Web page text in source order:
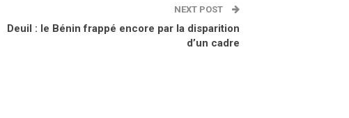
NEXT POST
Deuil : le Bénin frappé encore par la disparition
d’un cadre